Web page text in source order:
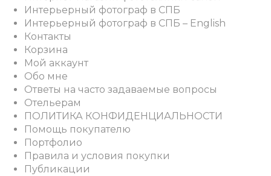
Интерьерный фотограф в СПБ
Интерьерный фотограф в СПБ – English
Контакты
Корзина
Мой аккаунт
Обо мне
Ответы на часто задаваемые вопросы
Отельерам
ПОЛИТИКА КОНФИДЕНЦИАЛЬНОСТИ
Помощь покупателю
Портфолио
Правила и условия покупки
Публикации